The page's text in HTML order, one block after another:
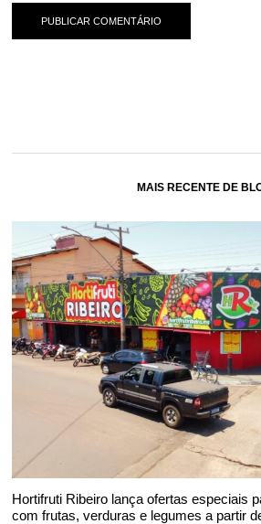
MAIS RECENTE DE
Hortifruti Ribeiro lança ofertas especiais
com frutas, verduras e legumes a partir